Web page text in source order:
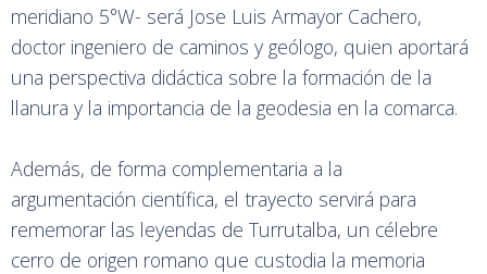
meridiano 5°W- será Jose Luis Armayor Cachero,
doctor ingeniero de caminos y geólogo, quien aportará
una perspectiva didáctica sobre la formación de la
llanura y la importancia de la geodesia en la comarca.
Además, de forma complementaria a la
argumentación científica, el trayecto servirá para
rememorar las leyendas de Turrutalba, un célebre
cerro de origen romano que custodia la memoria